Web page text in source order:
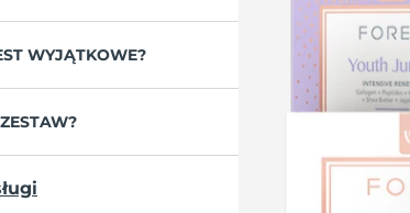
WYJĄTKOWE?
skóry o 126% i jest
widoczność zmarszczek.
Junkie 2.0 Masks, 6 x UFO™